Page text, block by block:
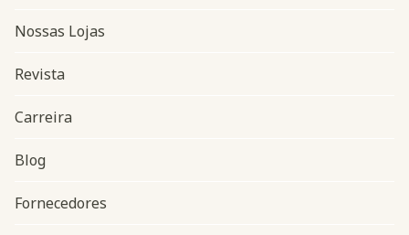
Navegação do rodapé
Nossas Lojas
Revista
Carreira
Blog
Fornecedores